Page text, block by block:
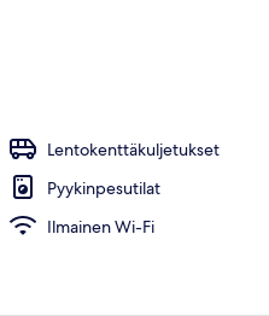
Lentokenttäkuljetukset
Pyykinpesutilat
Ilmainen Wi-Fi